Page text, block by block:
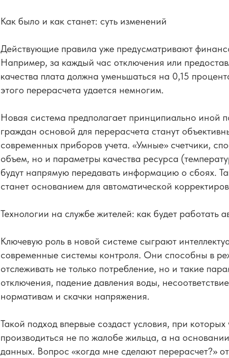
Как было и как станет: суть изменений
Действующие правила уже предусматривают
Например, за каждый час отключения или
качества плата должна уменьшаться на 0,15
этого перерасчета удается немногим.
Новая система предполагает принципиально иной
граждан основой для перерасчета станут
современных приборов учета. «Умные» счетчики,
объем, но и параметры качества ресурса
будут напрямую передавать информацию о сбоях.
станет основанием для автоматической
Технологии на службе жителей: как будет работать
Ключевую роль в новой системе сыграют
современные системы контроля. Они способны в
отслеживать не только потребление, но и такие
отключения, падение давления воды,
нормативам и скачки напряжения.
Такой подход впервые создаст условия, при
производиться не по жалобе жильца, а на
данных. Вопрос «когда мне сделают перерасчет?»